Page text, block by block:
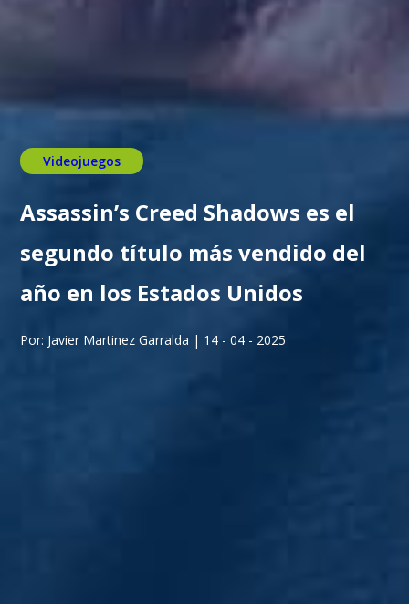
Videojuegos
Assassin’s Creed Shadows es el
segundo título más vendido del
año en los Estados Unidos
Por: Javier Martinez Garralda | 14 - 04 - 2025